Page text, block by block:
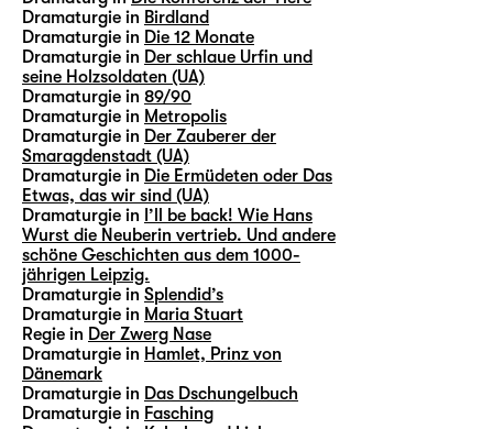
Dramaturgie in Birdland
Dramaturgie in Die 12 Monate
Dramaturgie in Der schlaue Urfin und
seine Holzsoldaten (UA)
Dramaturgie in 89/90
Dramaturgie in Metropolis
Dramaturgie in Der Zauberer der
Smaragdenstadt (UA)
Dramaturgie in Die Ermüdeten oder Das
Etwas, das wir sind (UA)
Dramaturgie in I’ll be back! Wie Hans
Wurst die Neuberin vertrieb. Und andere
schöne Geschichten aus dem 1000-
jährigen Leipzig.
Dramaturgie in Splendid’s
Dramaturgie in Maria Stuart
Regie in Der Zwerg Nase
Dramaturgie in Hamlet, Prinz von
Dänemark
Dramaturgie in Das Dschungelbuch
Dramaturgie in Fasching